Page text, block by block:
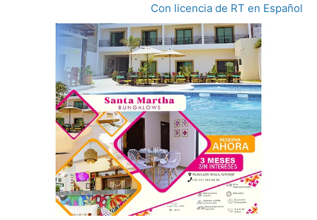
Con licencia de RT en Español